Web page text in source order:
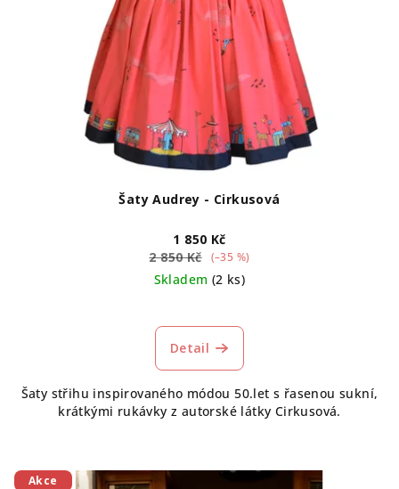
Šaty Audrey - Cirkusová
1 850 Kč
2 850 Kč
(–35 %)
Skladem (2 ks)
hodnocení
produktu
z
5
Detail
Šaty střihu inspirovaného módou 50.let s řasenou sukní,
krátkými rukávky z autorské látky Cirkusová.
Akce